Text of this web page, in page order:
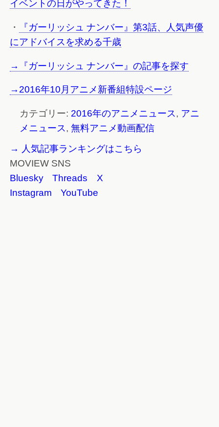
イベントの日がやってきた！
・
『ガーリッシュ ナンバー』第3話、人気声優
にアドバイスを求める千歳
→『ガーリッシュ ナンバー』の記事を探す
→2016年10月アニメ新番組特設ページ
カテゴリー: 2016年のアニメニュース, アニ
メニュース, 無料アニメ動画配信
→ 人気記事ランキングはこちら
MOVIEW SNS
Bluesky
Threads
X
Instagram
YouTube